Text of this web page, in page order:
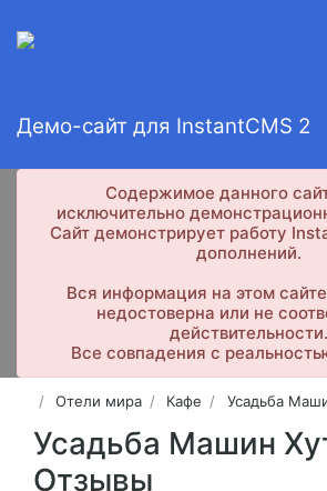
Демо-сайт для InstantCMS 2
Содержимое данного
исключительно
Сайт демонстрирует работу
дополнений.
Вся информация на этом
недостоверна или не
действительности.
Все совпадения с
Отели мира Кафе Усадьба
Усадьба Машин
Отзывы